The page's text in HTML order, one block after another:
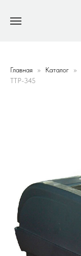
Главная Каталог
TTP-345